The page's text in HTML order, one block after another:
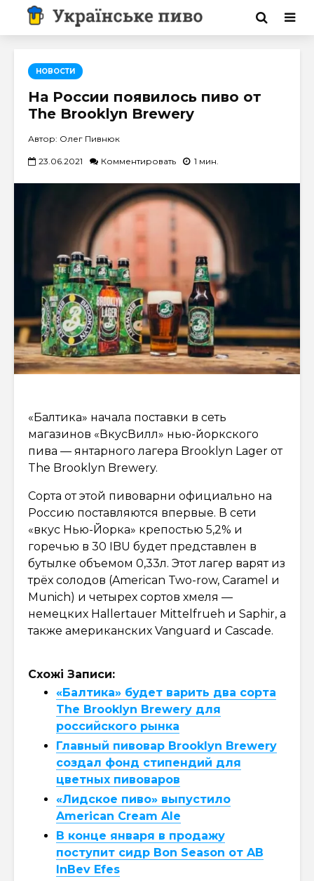
НОВОСТИ
На России появилось пиво от
The Brooklyn Brewery
Автор: Олег Пивнюк
23.06.2021 Комментировать 1 мин.
«Балтика» начала поставки в сеть
магазинов «ВкусВилл» нью-йоркского
пива — янтарного лагера Brooklyn Lager от
The Brooklyn Brewery.
Сорта от этой пивоварни официально на
Россию поставляются впервые. В сети
«вкус Нью-Йорка» крепостью 5,2% и
горечью в 30 IBU будет представлен в
бутылке объемом 0,33л. Этот лагер варят из
трёх солодов (American Two-row, Caramel и
Munich) и четырех сортов хмеля —
немецких Hallertauer Mittelfrueh и Saphir, а
также американских Vanguard и Cascade.
Схожі Записи:
«Балтика» будет варить два сорта
The Brooklyn Brewery для
российского рынка
Главный пивовар Brooklyn Brewery
создал фонд стипендий для
цветных пивоваров
«Лидское пиво» выпустило
American Cream Ale
В конце января в продажу
поступит сидр Bon Season от AB
InBev Efes